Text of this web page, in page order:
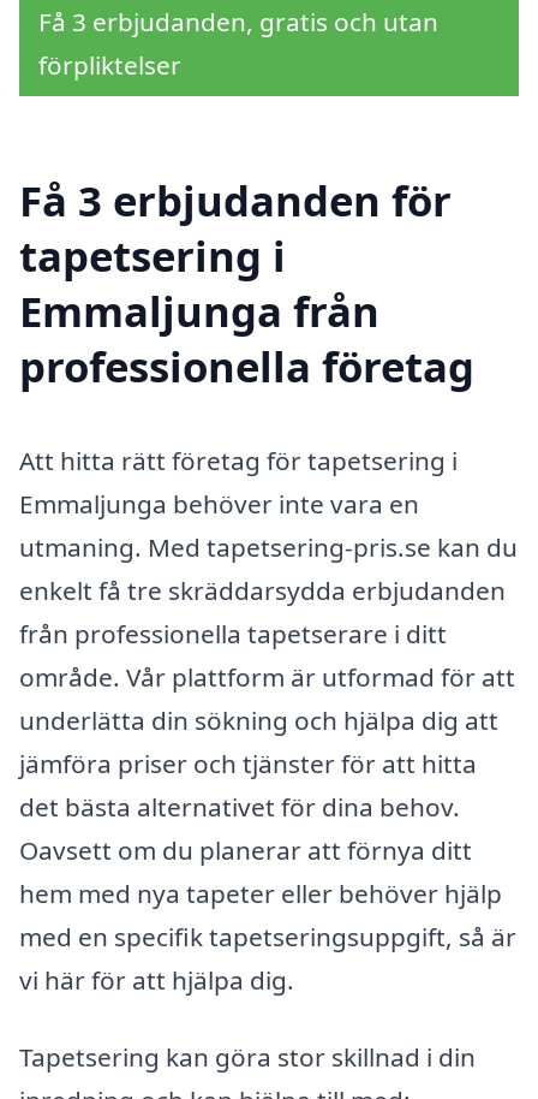
Få 3 erbjudanden, gratis och utan
förpliktelser
Få 3 erbjudanden för
tapetsering i
Emmaljunga från
professionella företag
Att hitta rätt företag för tapetsering i
Emmaljunga behöver inte vara en
utmaning. Med tapetsering-pris.se kan du
enkelt få tre skräddarsydda erbjudanden
från professionella tapetserare i ditt
område. Vår plattform är utformad för att
underlätta din sökning och hjälpa dig att
jämföra priser och tjänster för att hitta
det bästa alternativet för dina behov.
Oavsett om du planerar att förnya ditt
hem med nya tapeter eller behöver hjälp
med en specifik tapetseringsuppgift, så är
vi här för att hjälpa dig.
Tapetsering kan göra stor skillnad i din